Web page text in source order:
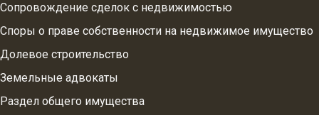
Сопровождение сделок с недвижимостью
Споры о праве собственности на недвижимое имущество
Долевое строительство
Земельные адвокаты
Раздел общего имущества